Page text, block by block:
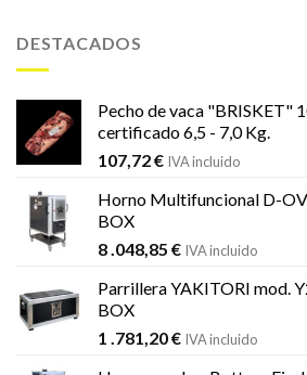
DESTACADOS
Pecho de vaca "BRISKET"
certificado 6,5 - 7,0 Kg.
107,72€ IVA incluido
Horno Multifuncional D-
BOX
8 .048,85 € IVA incluido
Parrillera YAKITORI mod.
BOX
1 .781,20€ IVA incluido